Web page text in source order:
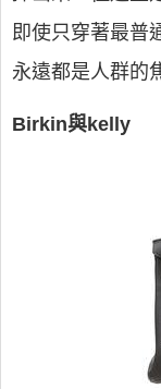
即使只穿著最普
永遠都是人群的
Birkin與kelly